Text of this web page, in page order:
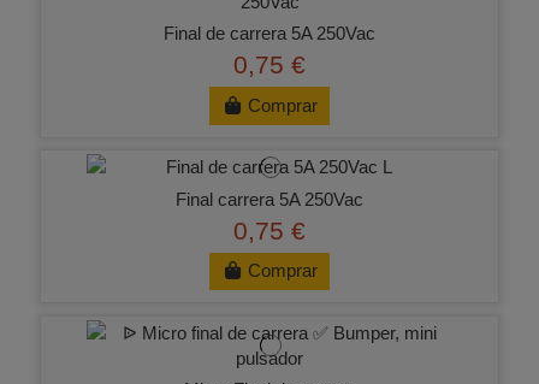
Final de carrera 5A 250Vac
0,75 €
Comprar
Final carrera 5A 250Vac
0,75 €
Comprar